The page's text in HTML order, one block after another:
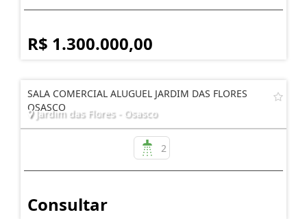
R$ 1.300.000,00
SALA COMERCIAL ALUGUEL JARDIM DAS FLORES
OSASCO
Jardim das Flores - Osasco
2
Consultar